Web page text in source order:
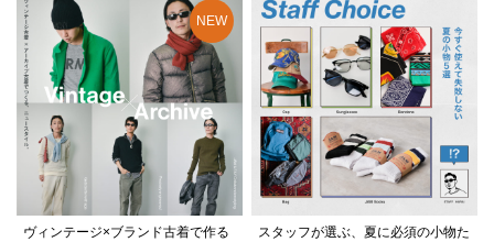
ヴィンテージ×ブランド古着で作る
スタッフが選ぶ、夏に必須の小物た